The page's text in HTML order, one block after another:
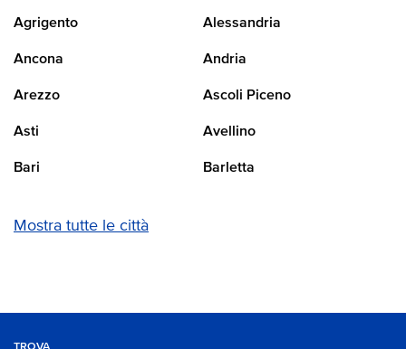
Agrigento Alessandria
Ancona Andria
Arezzo Ascoli Piceno
Asti Avellino
Bari Barletta
Mostra tutte le città
TROVA